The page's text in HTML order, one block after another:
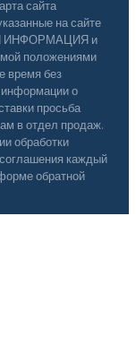
сайта
на сайте
ИНФОРМАЦИЯ и
положениями
время без
о
просьба
в отдел продаж.
обработки
каждый
обратной